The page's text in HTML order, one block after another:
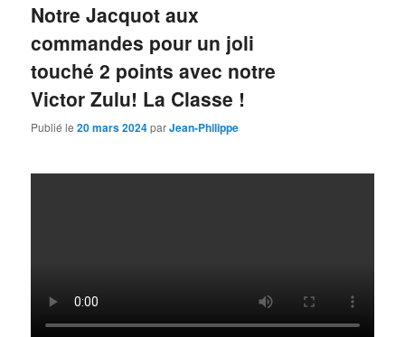
Notre Jacquot aux
commandes pour un joli
touché 2 points avec notre
Victor Zulu! La Classe !
Publié le20 mars 2024parJean-Philippe